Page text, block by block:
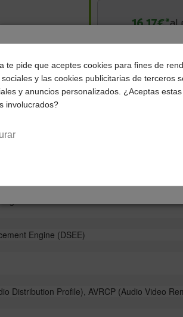
16,17€*al
0,00 %
TAE 0,00 % Ver
Auriculares inalámbricos, Auriculares
giratorio
Engine (DSEE)
Distribution Profile), AVRCP (Audio Video
¿Dónde deseas
Selecciona tu ubicación para
impuestos correctos para
te pide que aceptes cookies para fines de
y las cookies publicitarias de terceros
y anuncios personalizados. ¿Aceptas
involucrados?